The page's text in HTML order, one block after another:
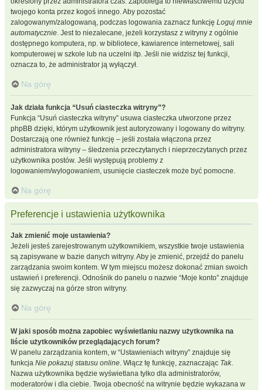
twojego konta przez kogoś innego. Aby pozostać
zalogowanym/zalogowaną, podczas logowania zaznacz funkcję Loguj mnie
automatycznie. Jest to niezalecane, jeżeli korzystasz z witryny z ogólnie
dostępnego komputera, np. w bibliotece, kawiarence internetowej, sali
komputerowej w szkole lub na uczelni itp. Jeśli nie widzisz tej funkcji,
oznacza to, że administrator ją wyłączył.
Na górę
Jak działa funkcja “Usuń ciasteczka witryny”?
Funkcja “Usuń ciasteczka witryny” usuwa ciasteczka utworzone przez
phpBB dzięki, którym użytkownik jest autoryzowany i logowany do witryny.
Dostarczają one również funkcję – jeśli została włączona przez
administratora witryny – śledzenia przeczytanych i nieprzeczytanych przez
użytkownika postów. Jeśli występują problemy z
logowaniem/wylogowaniem, usunięcie ciasteczek może być pomocne.
Na górę
Preferencje i ustawienia użytkownika
Jak zmienić moje ustawienia?
Jeżeli jesteś zarejestrowanym użytkownikiem, wszystkie twoje ustawienia
są zapisywane w bazie danych witryny. Aby je zmienić, przejdź do panelu
zarządzania swoim kontem. W tym miejscu możesz dokonać zmian swoich
ustawień i preferencji. Odnośnik do panelu o nazwie “Moje konto” znajduje
się zazwyczaj na górze stron witryny.
Na górę
W jaki sposób można zapobiec wyświetlaniu nazwy użytkownika na
liście użytkowników przeglądających forum?
W panelu zarządzania kontem, w “Ustawieniach witryny” znajduje się
funkcja Nie pokazuj statusu online. Włącz tę funkcję, zaznaczając Tak.
Nazwa użytkownika będzie wyświetlana tylko dla administratorów,
moderatorów i dla ciebie. Twoja obecność na witrynie będzie wykazana w